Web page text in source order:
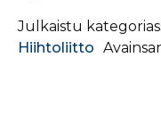
Julkaistu
Hiihtoliitto